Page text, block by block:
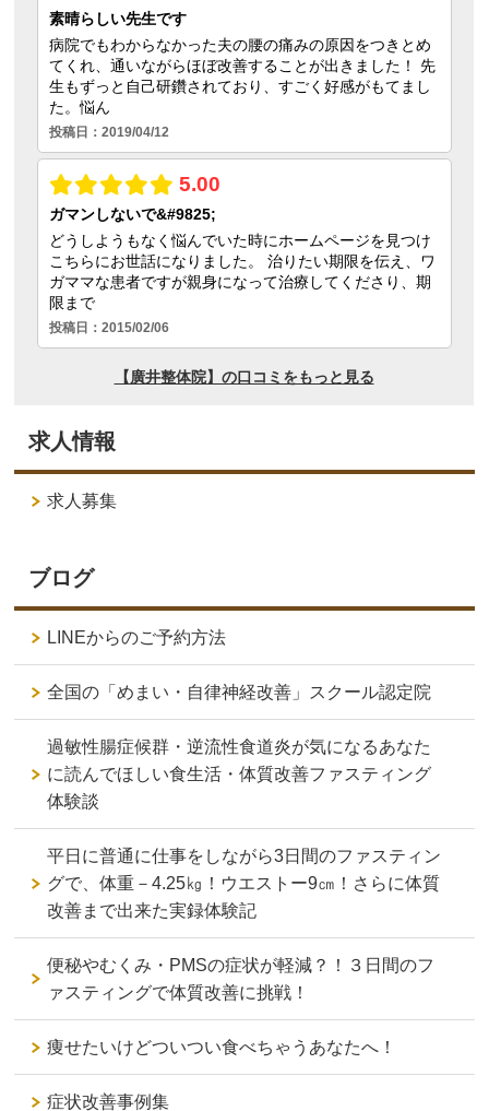
求人情報
求人募集
ブログ
LINEからのご予約方法
全国の「めまい・自律神経改善」スクール認定院
過敏性腸症候群・逆流性食道炎が気になるあなた
に読んでほしい食生活・体質改善ファスティング
体験談
平日に普通に仕事をしながら3日間のファスティン
グで、体重－4.25㎏！ウエストー9㎝！さらに体質
改善まで出来た実録体験記
便秘やむくみ・PMSの症状が軽減？！３日間のフ
ァスティングで体質改善に挑戦！
痩せたいけどついつい食べちゃうあなたへ！
症状改善事例集